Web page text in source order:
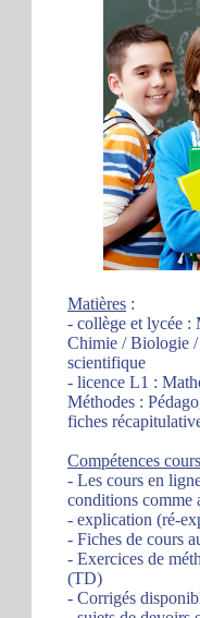
Matières :
- collège et lycée :
Chimie / Biologie /
scientifique
- licence L1 :
Méthodes :
fiches
Compétences
- Les cours en
conditions comme
- explication (ré-
- Fiches de cours
- Exercices de
(TD)
- Corrigés